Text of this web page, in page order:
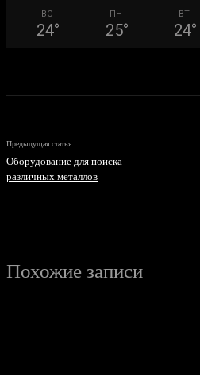
ВС
24°
ПН
25°
ВТ
24°
Предыдущая статья
Оборудование для поиска
различных металлов
Похожие записи